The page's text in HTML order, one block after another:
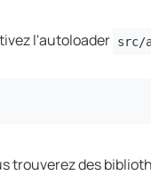
l'autoloader src/
trouverez des